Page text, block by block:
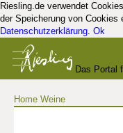
Riesling.de verwendet
der Speicherung von Cookies
Datenschutzerklärung. Ok
Das Portal
Home Weine